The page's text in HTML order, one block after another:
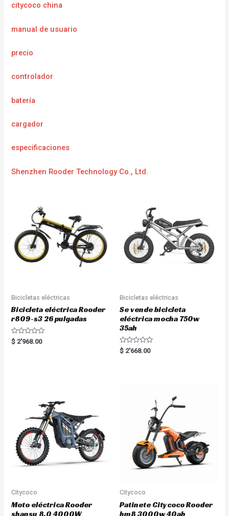
citycoco china
manual de usuario
precio
controlador
batería
cargador
especificaciones
Shenzhen Rooder Technology Co., Ltd.
Bicicletas eléctricas
Bicicleta eléctrica Rooder
r809-s3 26 pulgadas
R
a
$ 2'968.00
Bicicletas eléctricas
Se vende bicicleta
eléctrica mocha 750w
35ah
R
a
$ 2'668.00
Citycoco
Moto eléctrica Rooder
shansu 8.0 4000W
Citycoco
Patinete Citycoco Rooder
hm8 3000w 40ah